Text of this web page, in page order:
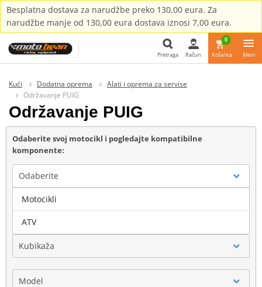
Besplatna dostava za narudžbe preko 130,00 eura. Za
narudžbe manje od 130,00 eura dostava iznosi 7,00 eura.
Pretraga Račun
0
Košarica Meni
Kući Dodatna oprema
Alati i oprema za servise
Održavanje PUIG
Održavanje PUIG
Odaberite svoj motocikl i pogledajte kompatibilne
komponente:
Odaberite
Marka
Kubikaža
Model
Motocikli
ATV